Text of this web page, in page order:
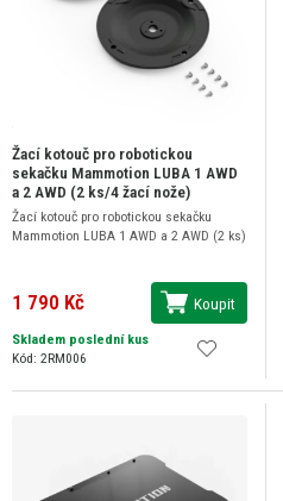
Žací kotouč pro robotickou
sekačku Mammotion LUBA 1 AWD
a 2 AWD (2 ks/4 žací nože)
Žací kotouč pro robotickou sekačku
Mammotion LUBA 1 AWD a 2 AWD (2 ks)
1 790 Kč Koupit
Skladem poslední kus
Kód: 2RM006